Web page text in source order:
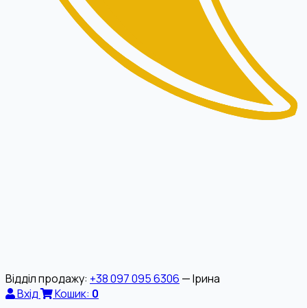
Відділ продажу: +38 097 095 6306 — Ірина
Вхід
Кошик: 0